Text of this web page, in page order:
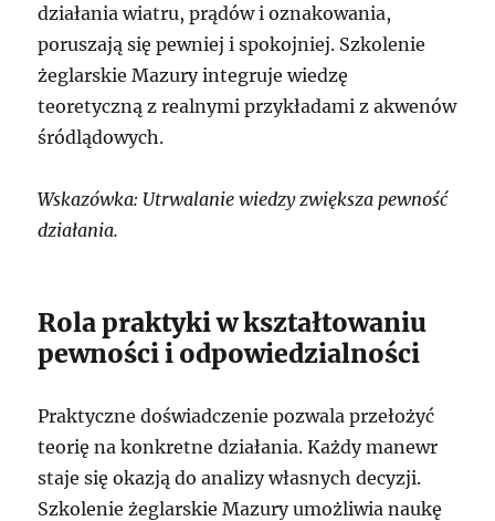
działania wiatru, prądów i oznakowania,
poruszają się pewniej i spokojniej. Szkolenie
żeglarskie Mazury integruje wiedzę
teoretyczną z realnymi przykładami z akwenów
śródlądowych.
Wskazówka: Utrwalanie wiedzy zwiększa pewność
działania.
Rola praktyki w kształtowaniu
pewności i odpowiedzialności
Praktyczne doświadczenie pozwala przełożyć
teorię na konkretne działania. Każdy manewr
staje się okazją do analizy własnych decyzji.
Szkolenie żeglarskie Mazury umożliwia naukę